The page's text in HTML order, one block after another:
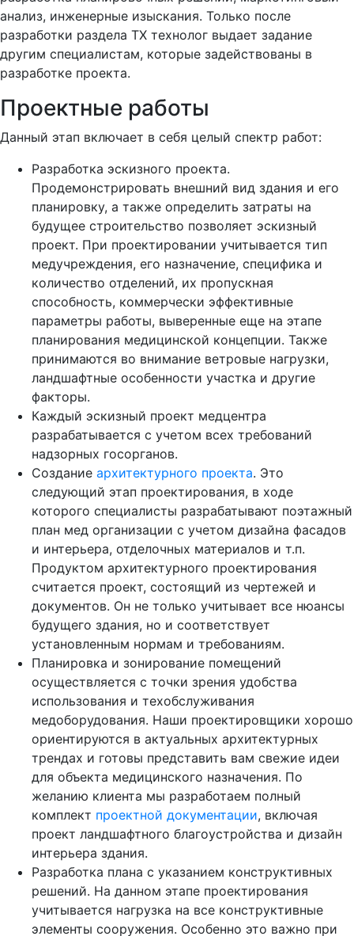
анализ, инженерные изыскания. Только после
разработки раздела ТХ технолог выдает задание
другим специалистам, которые задействованы в
разработке проекта.
Проектные работы
Данный этап включает в себя целый спектр работ:
Разработка эскизного проекта.
Продемонстрировать внешний вид здания и его
планировку, а также определить затраты на
будущее строительство позволяет эскизный
проект. При проектировании учитывается тип
медучреждения, его назначение, специфика и
количество отделений, их пропускная
способность, коммерчески эффективные
параметры работы, выверенные еще на этапе
планирования медицинской концепции. Также
принимаются во внимание ветровые нагрузки,
ландшафтные особенности участка и другие
факторы.
Каждый эскизный проект медцентра
разрабатывается с учетом всех требований
надзорных госорганов.
Создание архитектурного проекта. Это
следующий этап проектирования, в ходе
которого специалисты разрабатывают поэтажный
план мед организации с учетом дизайна фасадов
и интерьера, отделочных материалов и т.п.
Продуктом архитектурного проектирования
считается проект, состоящий из чертежей и
документов. Он не только учитывает все нюансы
будущего здания, но и соответствует
установленным нормам и требованиям.
Планировка и зонирование помещений
осуществляется с точки зрения удобства
использования и техобслуживания
медоборудования. Наши проектировщики хорошо
ориентируются в актуальных архитектурных
трендах и готовы представить вам свежие идеи
для объекта медицинского назначения. По
желанию клиента мы разработаем полный
комплект проектной документации, включая
проект ландшафтного благоустройства и дизайн
интерьера здания.
Разработка плана с указанием конструктивных
решений. На данном этапе проектирования
учитывается нагрузка на все конструктивные
элементы сооружения. Особенно это важно при